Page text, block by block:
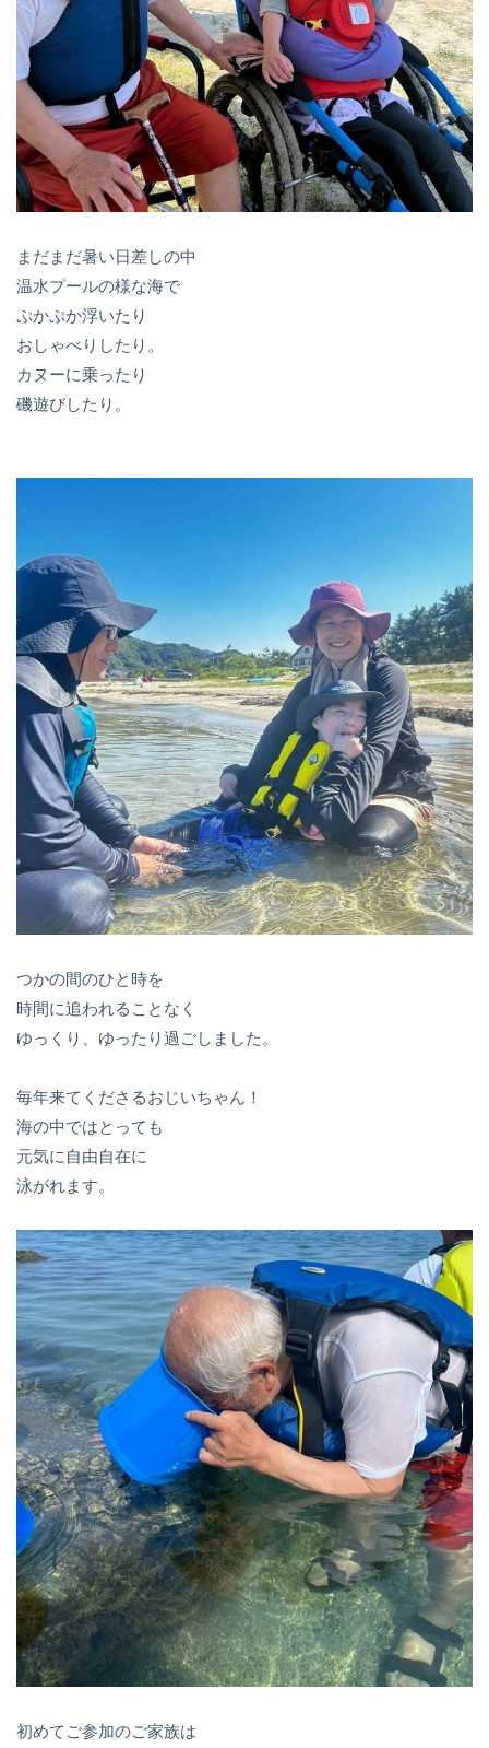
まだまだ暑い日差しの中
温水プールの様な海で
ぷかぷか浮いたり
おしゃべりしたり。
カヌーに乗ったり
磯遊びしたり。
つかの間のひと時を
時間に追われることなく
ゆっくり、ゆったり過ごしました。
毎年来てくださるおじいちゃん！
海の中ではとっても
元気に自由自在に
泳がれます。
初めてご参加のご家族は